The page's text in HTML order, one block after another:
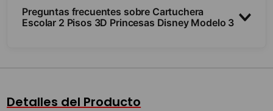
Preguntas frecuentes sobre Cartuchera
Escolar 2 Pisos 3D Princesas Disney Modelo 3
Detalles del Producto